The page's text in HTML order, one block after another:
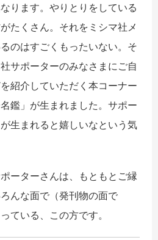
ります。やりとりをしている
たくさん。 それをミシマ社メ
のはすごくもったいない。そ
サポーターのみなさまにご自
紹介していただく本コーナー
鑑」が生まれました。 サポー
生まれると嬉しいなという気
ーターさんは、もともとご縁
んな面で（発刊物の面で
ている、この方です。